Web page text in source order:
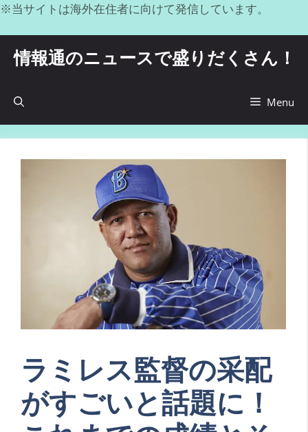
コ
キ
※当サイトは海外在住者に向けて発信しています。
情報通のニュースで盛りだくさん！
Menu
ラミレス監督の采配
がすごいと話題に！